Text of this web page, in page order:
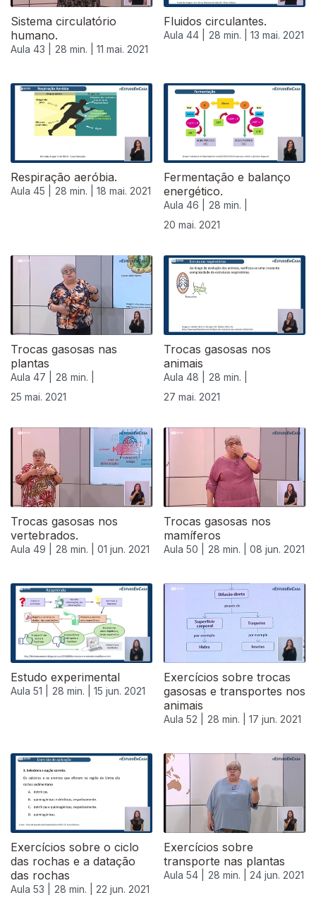
Sistema circulatório
humano.
Aula 43 | 28 min. | 11 mai. 2021
Fluidos circulantes.
Aula 44 | 28 min. | 13 mai. 2021
Respiração aeróbia.
Aula 45 | 28 min. | 18 mai. 2021
Fermentação e balanço
energético.
Aula 46 |
28 min. |
20 mai. 2021
545176
Trocas gasosas nas
plantas
Aula 47 |
28 min. |
25 mai. 2021
Trocas gasosas nos
animais
Aula 48 |
28 min. |
27 mai. 2021
Trocas gasosas nos
vertebrados.
Aula 49 | 28 min. | 01 jun. 2021
Trocas gasosas nos
mamíferos
Aula 50 | 28 min. | 08 jun. 2021
Estudo experimental
Aula 51 | 28 min. | 15 jun. 2021
Exercícios sobre trocas
gasosas e transportes nos
animais
Aula 52 | 28 min. | 17 jun. 2021
Exercícios sobre o ciclo
das rochas e a datação
das rochas
Aula 53 | 28 min. | 22 jun. 2021
Exercícios sobre
transporte nas plantas
Aula 54 | 28 min. | 24 jun. 2021